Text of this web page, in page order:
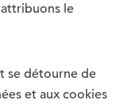
le
se détourne de
et aux cookies